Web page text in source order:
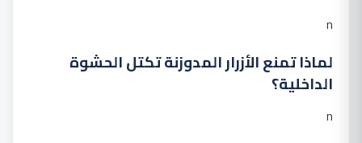
n
لماذا تمنع الأزرار المدوزنة تكتل الحشوة
الداخلية؟
n